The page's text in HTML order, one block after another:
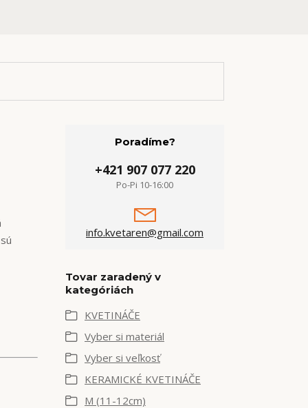
Poradíme?
+421 907 077 220
Po-Pi 10-16:00
info.kvetaren@gmail.com
Tovar zaradený v
kategóriách
KVETINÁČE
Vyber si materiál
Vyber si veľkosť
KERAMICKÉ KVETINÁČE
M (11-12cm)